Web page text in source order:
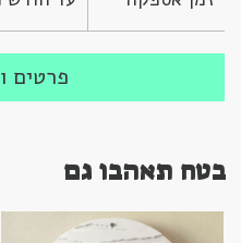
פרטים
בטח תאהבו גם